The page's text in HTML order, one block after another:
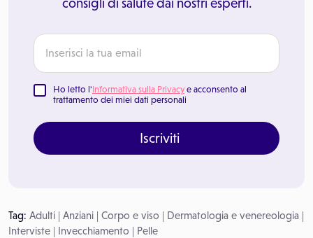
consigli di salute dai nostri esperti.
Ho letto l'Informativa sulla Privacy e acconsento al
trattamento dei miei dati personali
Iscriviti
Tag: Adulti | Anziani | Corpo e viso | Dermatologia e venereologia |
Interviste | Invecchiamento | Pelle